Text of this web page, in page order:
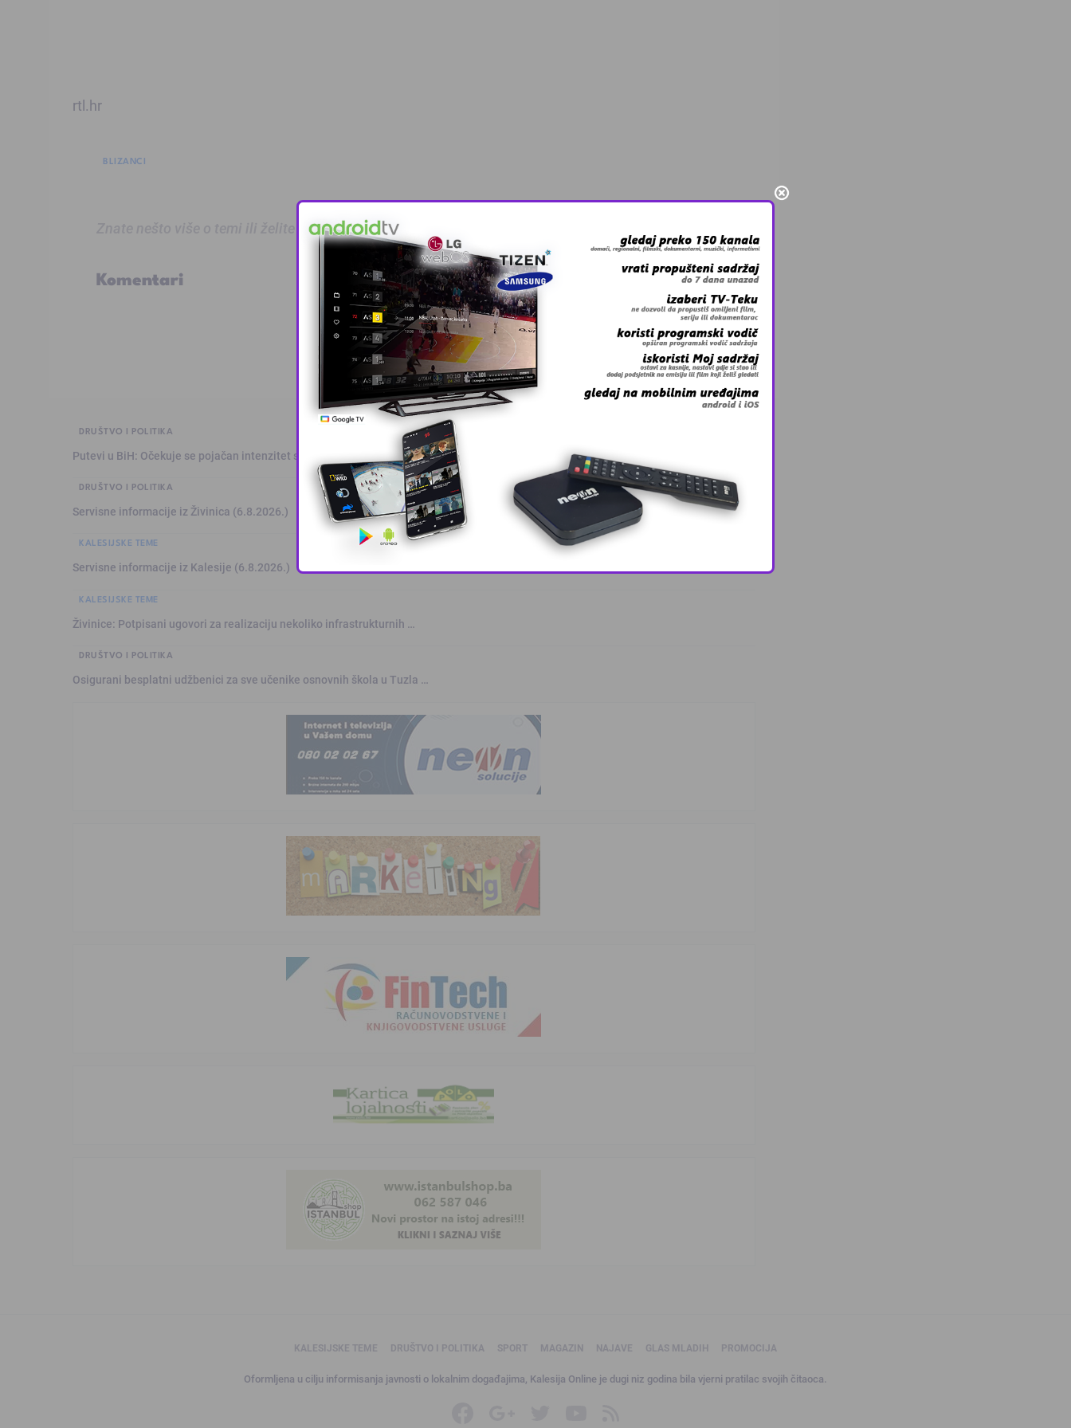
rtl.hr
BLIZANCI
Znate nešto više o temi ili želite prijaviti grešku u tekstu?
Komentari
DRUŠTVO I POLITIKA
Putevi u BiH: Očekuje se pojačan intenzitet saobraćaja
DRUŠTVO I POLITIKA
Servisne informacije iz Živinica (6.8.2026.)
KALESIJSKE TEME
Servisne informacije iz Kalesije (6.8.2026.)
KALESIJSKE TEME
Živinice: Potpisani ugovori za realizaciju nekoliko infrastrukturnih …
DRUŠTVO I POLITIKA
Osigurani besplatni udžbenici za sve učenike osnovnih škola u Tuzla …
KALESIJSKE TEME DRUŠTVO I POLITIKA SPORT MAGAZIN NAJAVE GLAS MLADIH PROMOCIJA
Oformljena u cilju informisanja javnosti o lokalnim događajima, Kalesija Online je dugi niz godina bila vjerni pratilac svojih čitaoca.